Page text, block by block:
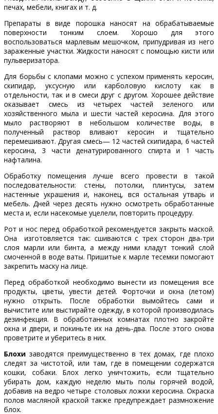
печах, мебели, книгах и т. д.
Препараты в виде порошка наносят на обрабатываемые
поверхности тонким слоем. Хорошо для этого
воспользоваться марлевым мешочком, припудривая из него
зараженные участки. Жидкости наносят с помощью кисти или
пульверизатора.
Для борьбы с клопами можно с успехом применять керосин,
скипидар, уксусную или карболовую кислоту как в
отдельности, так и в смеси друг с другом. Хорошее действие
оказывает смесь из четырех частей зеленого или
хозяйственного мыла и шести частей керосина. Для этого
мыло растворяют в небольшом количестве воды, в
полученный раствор вливают керосин и тщательно
перемешивают. Другая смесь— 12 частей скипидара, 6 частей
керосина, 3 части денатуриро­ванного спирта и 1 часть
нафталина.
Обработку помещения лучше всего провести в такой
последовательности: стены, потолки, плинтусы, затем
настенные украшения и, наконец, вся остальная утварь и
мебель. Дней через десять нужно осмотреть обработанные
места и, если насекомые уцелели, повторить процедуру.
Рот и нос перед обработкой рекомендуется закрыть маской.
Она изготовляется так: сшиваются с трех сторон два-три
слоя марли или бинта, а между ними кладут тонкий слой
смоченной в воде ваты. Пришитые к марле тесемки помогают
закрепить маску на лице.
Перед обработкой необходимо вынести из помещения все
продукты, цветы, увести детей. Форточки и окна (летом)
нужно открыть. После обработки вымойтесь сами и
вычистите или выстирайте одежду, в которой производилась
дезинфекция. В обработанных комнатах плотно закройте
окна и двери, и покиньте их на день-два. После этого снова
проветрите и уберитесь в них.
Блохи заводятся преимущественно в тех домах, где плохо
следят за чистотой, или там, где в помещении содержатся
кошки, собаки. Блох легко уничтожить, если тщательно
убирать дом, каждую неделю мыть полы горячей водой,
добавив на ведро четыре столовых ложки керосина. Окраска
полов масляной краской также предупреждает размножение
блох.